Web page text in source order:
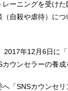
ーニングを受け
自殺や虐待）に
2017年12月6日に
ウンセラーの養成
「SNSカウンセ